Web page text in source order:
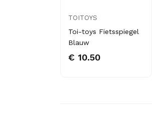
TOITOYS
Toi-toys Fietsspiegel
Blauw
€ 10.50